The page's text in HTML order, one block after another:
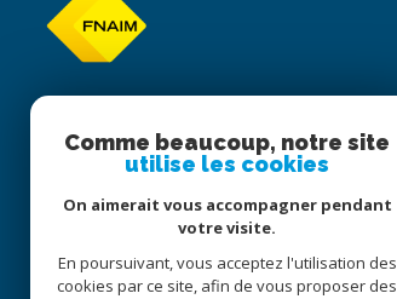
Comme beaucoup, notre site
utilise les cookies
On aimerait vous accompagner pendant
votre visite.
En poursuivant, vous acceptez l'utilisation des
cookies par ce site, afin de vous proposer des